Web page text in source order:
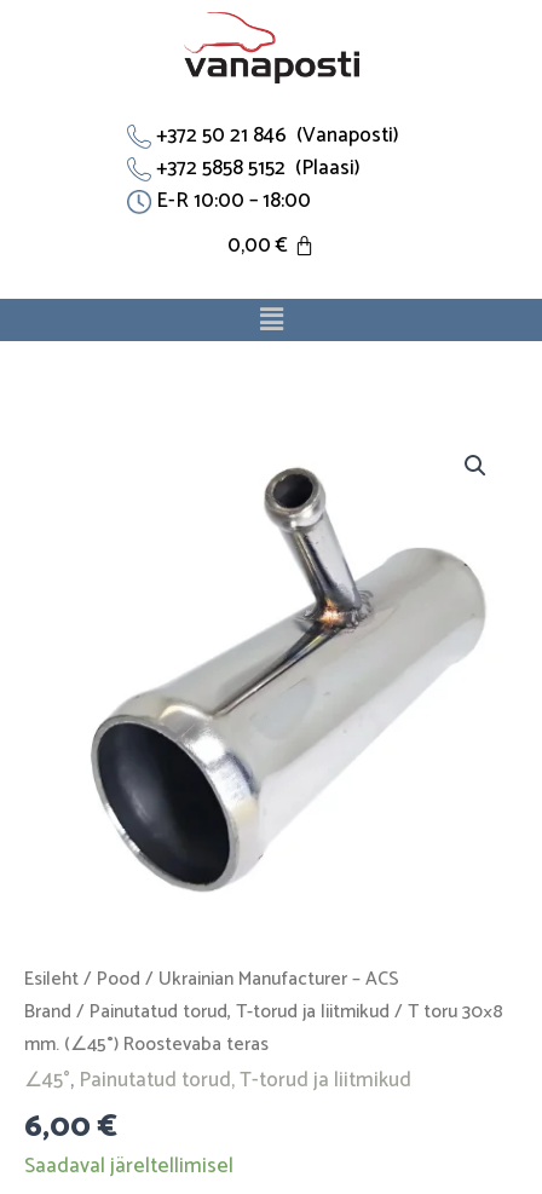
+372 50 21 846 (Vanaposti)
+372 5858 5152 (Plaasi)
E-R 10:00 – 18:00
0,00€
Menu
Esileht/ Pood / Ukrainian Manufacturer – ACS
Brand / Painutatud torud, T-torud ja liitmikud / T toru 30×8
mm. (∠45°) Roostevaba teras
∠45°, Painutatud torud, T-torud ja liitmikud
6,00€
Saadaval järeltellimisel